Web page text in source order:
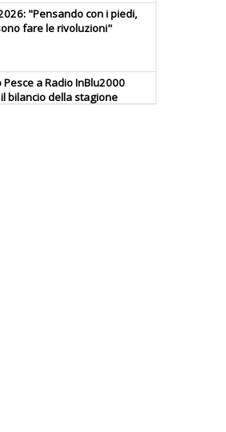
"Pensando con i piedi,
fare le rivoluzioni"
Pesce a Radio InBlu2000
bilancio della stagione